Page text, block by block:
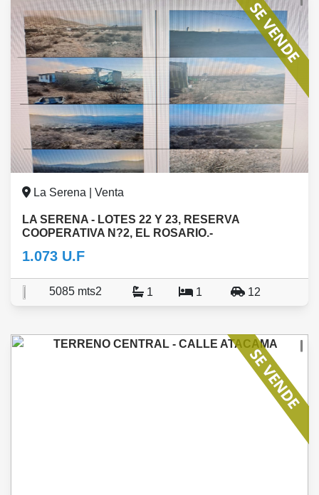
La Serena | Venta
LA SERENA - LOTES 22 Y 23, RESERVA
COOPERATIVA N?2, EL ROSARIO.-
1.073 U.F
5085 mts2 1 1 12